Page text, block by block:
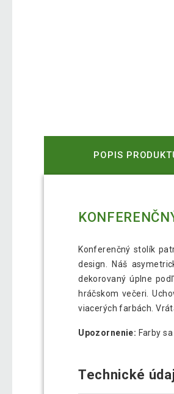
POPIS
Konferenčný stolík
design. Náš
dekorovaný úplne
hráčskom večeri.
viacerých farbách.
Upozornenie: Farby
Technické